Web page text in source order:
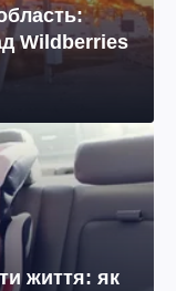
Wildberries
життя: як